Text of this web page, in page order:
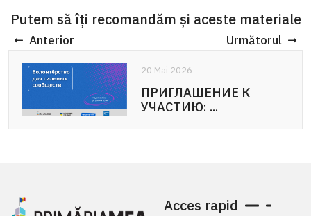
Putem să îți recomandăm și aceste materiale
Anterior Următorul
20 Mai 2026
ПРИГЛАШЕНИЕ К
УЧАСТИЮ: ...
20 Mai 2026
APEL DE PARTICIPARE:
Voluntariat pentru ...
Acces rapid